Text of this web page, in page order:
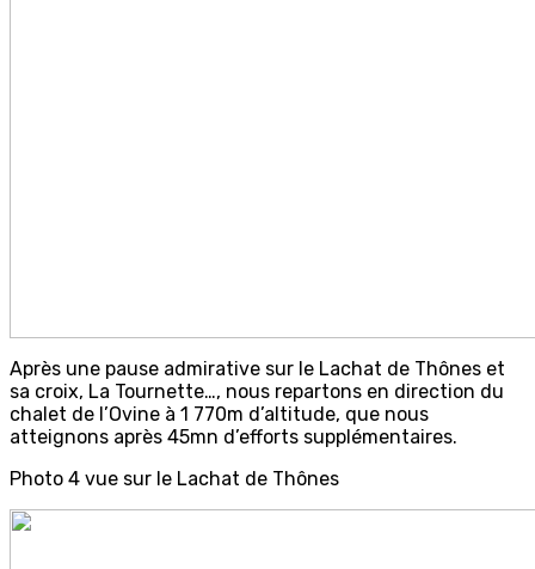
Après une pause admirative sur le Lachat de Thônes et
sa croix, La Tournette…, nous repartons en direction du
chalet de l’Ovine à 1 770m d’altitude, que nous
atteignons après 45mn d’efforts supplémentaires.
Photo 4 vue sur le Lachat de Thônes